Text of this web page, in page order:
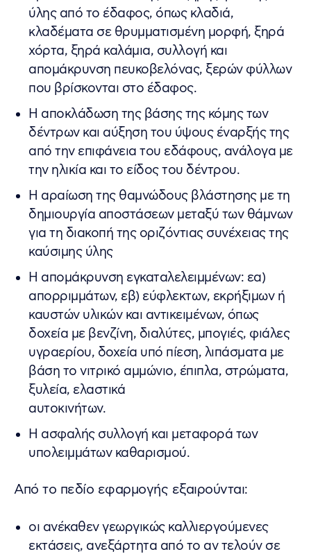
ύλης από το έδαφος, όπως κλαδιά,
κλαδέματα σε θρυμματισμένη μορφή, ξηρά
χόρτα, ξηρά καλάμια, συλλογή και
απομάκρυνση πευκοβελόνας, ξερών φύλλων
που βρίσκονται στο έδαφος.
Η αποκλάδωση της βάσης της κόμης των
δέντρων και αύξηση του ύψους έναρξής της
από την επιφάνεια του εδάφους, ανάλογα με
την ηλικία και το είδος του δέντρου.
Η αραίωση της θαμνώδους βλάστησης με τη
δημιουργία αποστάσεων μεταξύ των θάμνων
για τη διακοπή της οριζόντιας συνέχειας της
καύσιμης ύλης
Η απομάκρυνση εγκαταλελειμμένων: εα)
απορριμμάτων, εβ) εύφλεκτων, εκρήξιμων ή
καυστών υλικών και αντικειμένων, όπως
δοχεία με βενζίνη, διαλύτες, μπογιές, φιάλες
υγραερίου, δοχεία υπό πίεση, λιπάσματα με
βάση το νιτρικό αμμώνιο, έπιπλα, στρώματα,
ξυλεία, ελαστικά
αυτοκινήτων.
Η ασφαλής συλλογή και μεταφορά των
υπολειμμάτων καθαρισμού.
Από το πεδίο εφαρμογής εξαιρούνται:
οι ανέκαθεν γεωργικώς καλλιεργούμενες
εκτάσεις, ανεξάρτητα από το αν τελούν σε